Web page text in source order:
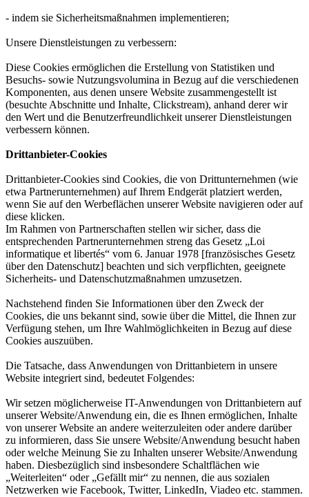
- indem sie Sicherheitsmaßnahmen implementieren;
Unsere Dienstleistungen zu verbessern:
Diese Cookies ermöglichen die Erstellung von Statistiken und
Besuchs- sowie Nutzungsvolumina in Bezug auf die verschiedenen
Komponenten, aus denen unsere Website zusammengestellt ist
(besuchte Abschnitte und Inhalte, Clickstream), anhand derer wir
den Wert und die Benutzerfreundlichkeit unserer Dienstleistungen
verbessern können.
Drittanbieter-Cookies
Drittanbieter-Cookies sind Cookies, die von Drittunternehmen (wie
etwa Partnerunternehmen) auf Ihrem Endgerät platziert werden,
wenn Sie auf den Werbeflächen unserer Website navigieren oder auf
diese klicken.
Im Rahmen von Partnerschaften stellen wir sicher, dass die
entsprechenden Partnerunternehmen streng das Gesetz „Loi
informatique et libertés“ vom 6. Januar 1978 [französisches Gesetz
über den Datenschutz] beachten und sich verpflichten, geeignete
Sicherheits- und Datenschutzmaßnahmen umzusetzen.
Nachstehend finden Sie Informationen über den Zweck der
Cookies, die uns bekannt sind, sowie über die Mittel, die Ihnen zur
Verfügung stehen, um Ihre Wahlmöglichkeiten in Bezug auf diese
Cookies auszuüben.
Die Tatsache, dass Anwendungen von Drittanbietern in unsere
Website integriert sind, bedeutet Folgendes:
Wir setzen möglicherweise IT-Anwendungen von Drittanbietern auf
unserer Website/Anwendung ein, die es Ihnen ermöglichen, Inhalte
von unserer Website an andere weiterzuleiten oder andere darüber
zu informieren, dass Sie unsere Website/Anwendung besucht haben
oder welche Meinung Sie zu Inhalten unserer Website/Anwendung
haben. Diesbezüglich sind insbesondere Schaltflächen wie
„Weiterleiten“ oder „Gefällt mir“ zu nennen, die aus sozialen
Netzwerken wie Facebook, Twitter, LinkedIn, Viadeo etc. stammen.